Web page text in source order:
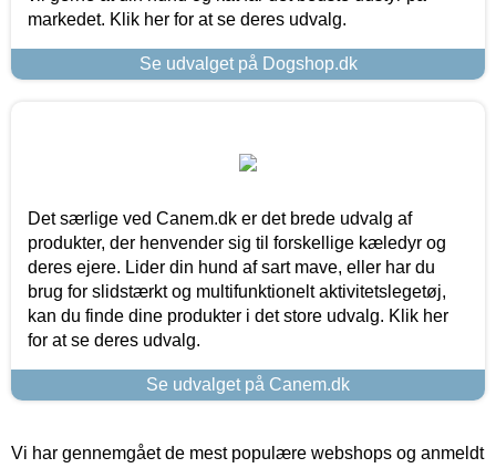
markedet. Klik her for at se deres udvalg.
Se udvalget på Dogshop.dk
Det særlige ved Canem.dk er det brede udvalg af
produkter, der henvender sig til forskellige kæledyr og
deres ejere. Lider din hund af sart mave, eller har du
brug for slidstærkt og multifunktionelt aktivitetslegetøj,
kan du finde dine produkter i det store udvalg. Klik her
for at se deres udvalg.
Se udvalget på Canem.dk
Vi har gennemgået de mest populære webshops og anmeldt